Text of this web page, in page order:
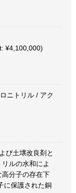
¥4,100,000)
ニトリル / アク
び土壌改良剤と
ルの水和によ
高分子の存在下
に保護された銅